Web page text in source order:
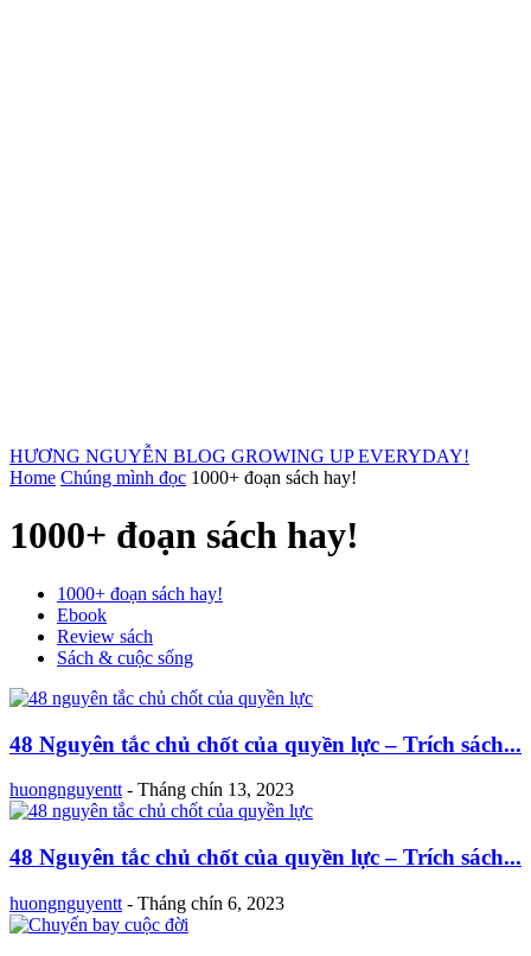
HƯƠNG NGUYỄN BLOG GROWING UP EVERYDAY!
Home Chúng mình đọc 1000+ đoạn sách hay!
1000+ đoạn sách hay!
1000+ đoạn sách hay!
Ebook
Review sách
Sách & cuộc sống
48 Nguyên tắc chủ chốt của quyền lực – Trích sách...
huongnguyentt - Tháng chín 13, 2023
48 Nguyên tắc chủ chốt của quyền lực – Trích sách...
huongnguyentt - Tháng chín 6, 2023